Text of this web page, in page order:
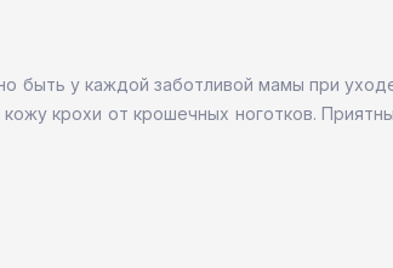
быть у каждой заботливой мамы при
крохи от крошечных ноготков.